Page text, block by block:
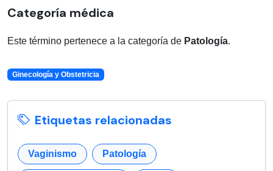
Categoría médica
Este término pertenece a la categoría de Patología.
Ginecología y Obstetricia
Etiquetas relacionadas
Vaginismo Patología